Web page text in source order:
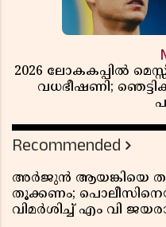
2026 ലോകകപ്പിൽ
വധഭീഷണി;
Recommended
അർജുൻ ആയങ്കിയെ
തൂക്കണം;
വിമർശിച്ച് എം വി